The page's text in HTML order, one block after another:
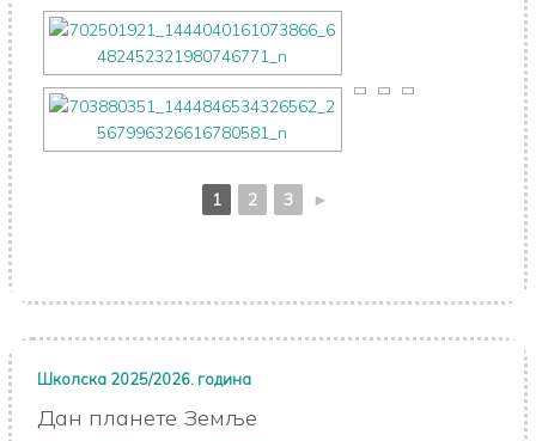
1 2 3 ►
Школска 2025/2026. година
Дан планете Земље